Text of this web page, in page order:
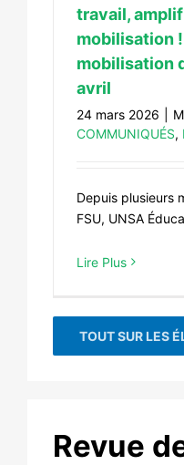
travail,
mobilisation
mobilisation
avril
24 mars 2026
COMMUNIQUÉS,
Depuis plusieurs
FSU, UNSA
Lire Plus
TOUT SUR LES
Revue